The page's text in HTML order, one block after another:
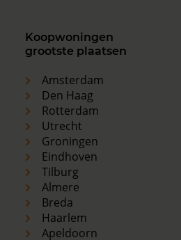
Koopwoningen
grootste plaatsen
Amsterdam
Den Haag
Rotterdam
Utrecht
Groningen
Eindhoven
Tilburg
Almere
Breda
Haarlem
Apeldoorn